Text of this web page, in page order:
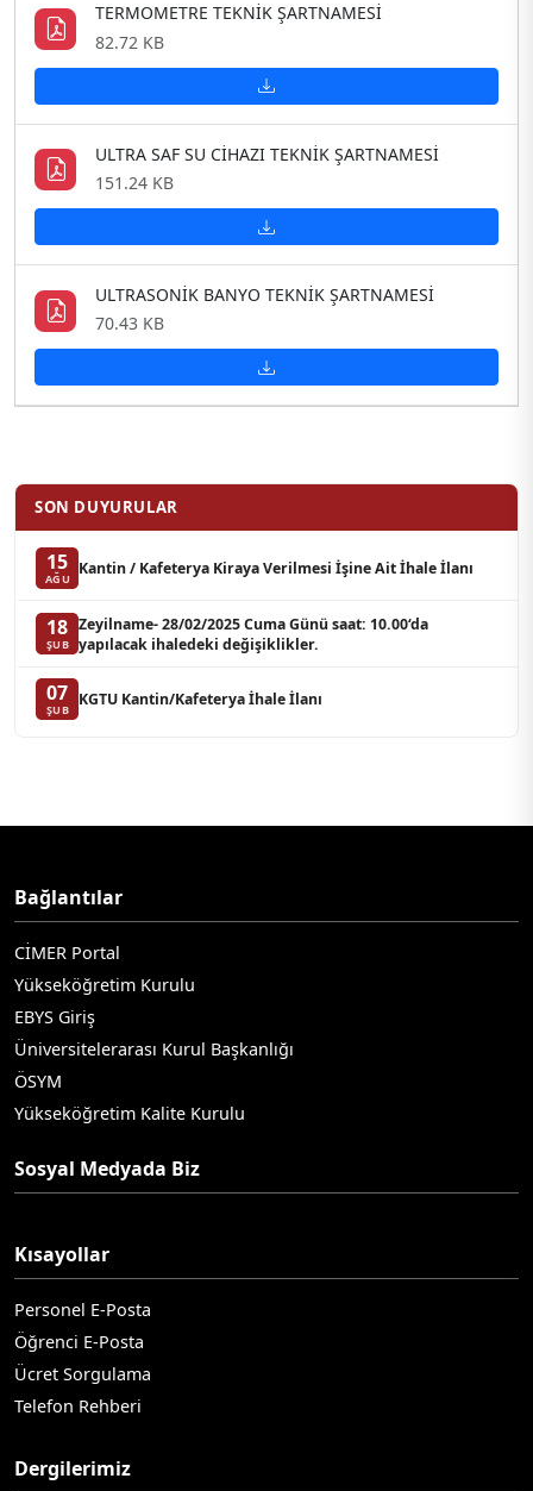
TERMOMETRE TEKNİK ŞARTNAMESİ
82.72 KB
ULTRA SAF SU CİHAZI TEKNİK ŞARTNAMESİ
151.24 KB
ULTRASONİK BANYO TEKNİK ŞARTNAMESİ
70.43 KB
SON DUYURULAR
15
AĞU
Kantin / Kafeterya Kiraya Verilmesi İşine Ait İhale İlanı
18
ŞUB
Zeyilname- 28/02/2025 Cuma Günü saat: 10.00‘da
yapılacak ihaledeki değişiklikler.
07
ŞUB
KGTU Kantin/Kafeterya İhale İlanı
Bağlantılar
CİMER Portal
Yükseköğretim Kurulu
EBYS Giriş
Üniversitelerarası Kurul Başkanlığı
ÖSYM
Yükseköğretim Kalite Kurulu
Sosyal Medyada Biz
Kısayollar
Personel E-Posta
Öğrenci E-Posta
Ücret Sorgulama
Telefon Rehberi
Dergilerimiz